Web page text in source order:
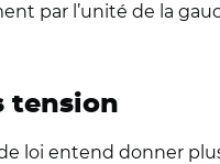
par l’unité de la
tension
loi entend donner